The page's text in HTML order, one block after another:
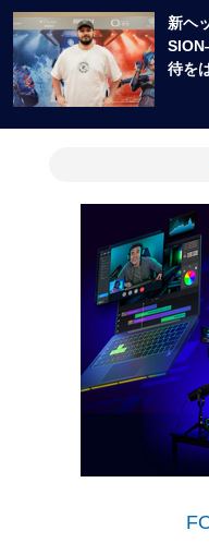
新ヘ
待を